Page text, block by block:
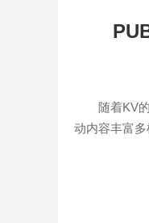
随着KV
动内容丰富